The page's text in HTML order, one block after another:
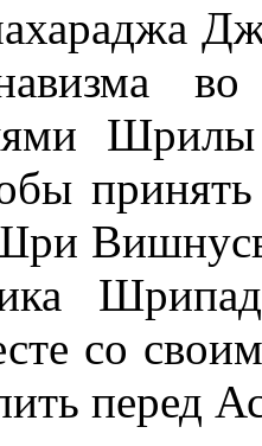
со
перед